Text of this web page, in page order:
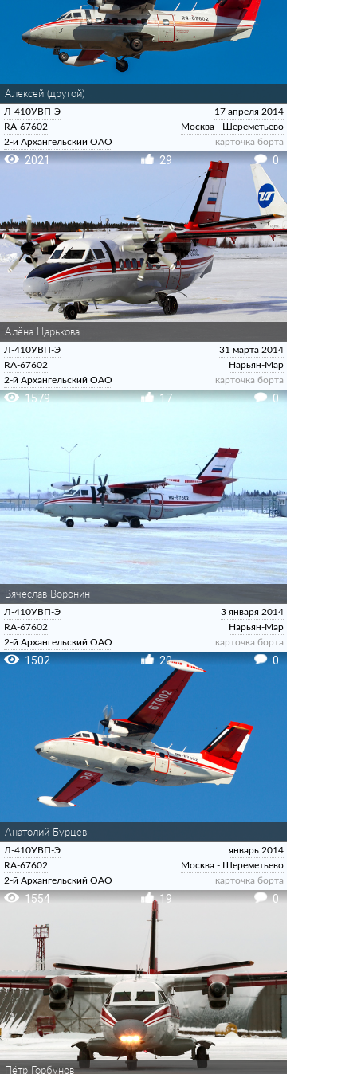
Алексей (другой)
Л-410УВП-Э
RA-67602
2-й Архангельский ОАО
17 апреля 2014
Москва - Шереметьево
карточка борта
2021 29 0
Алёна Царькова
Л-410УВП-Э
RA-67602
2-й Архангельский ОАО
31 марта 2014
Нарьян-Мар
карточка борта
1579 17 0
Вячеслав Воронин
Л-410УВП-Э
RA-67602
2-й Архангельский ОАО
3 января 2014
Нарьян-Мар
карточка борта
1502 20 0
Анатолий Бурцев
Л-410УВП-Э
RA-67602
2-й Архангельский ОАО
январь 2014
Москва - Шереметьево
карточка борта
1554 19 0
Пётр Горбунов